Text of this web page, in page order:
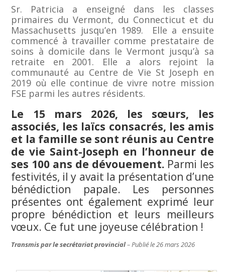
Sr. Patricia a enseigné dans les classes
primaires du Vermont, du Connecticut et du
Massachusetts jusqu’en 1989. Elle a ensuite
commencé à travailler comme prestataire de
soins à domicile dans le Vermont jusqu’à sa
retraite en 2001. Elle a alors rejoint la
communauté au Centre de Vie St Joseph en
2019 où elle continue de vivre notre mission
FSE parmi les autres résidents.
Le 15 mars 2026, les sœurs, les
associés, les laïcs consacrés, les amis
et la famille se sont réunis au Centre
de vie Saint-Joseph en l’honneur de
ses 100 ans de dévouement.Parmi les
festivités, il y avait la présentation d’une
bénédiction papale. Les personnes
présentes ont également exprimé leur
propre bénédiction et leurs meilleurs
vœux. Ce fut une joyeuse célébration !
Transmis par le secrétariat provincial– Publié le 26 mars 2026